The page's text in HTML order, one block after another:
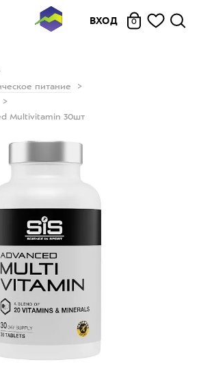
ВХОД 0
питание
Multivitamin 30шт